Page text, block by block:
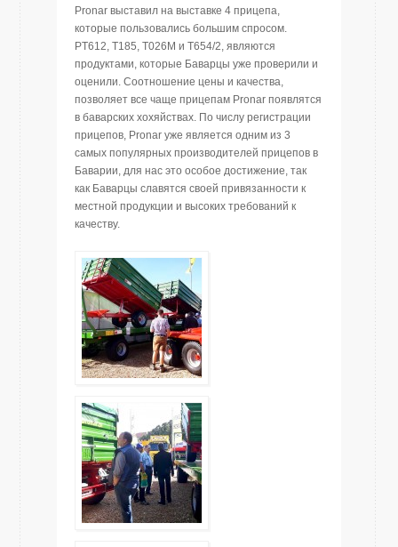
Pronar выставил на выставке 4 прицепа,
которые пользовались большим спросом.
PT612, T185, T026M и T654/2, являются
продуктами, которые Баварцы уже проверили и
оценили. Соотношение цены и качества,
позволяет все чаще прицепам Pronar появлятся
в баварских хохяйствах. По числу регистрации
прицепов, Pronar уже является одним из 3
самых популярных производителей прицепов в
Баварии, для нас это особое достижение, так
как Баварцы славятся своей привязанности к
местной продукции и высоких требований к
качеству.